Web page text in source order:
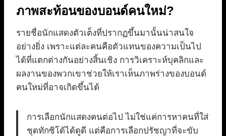
ภาพสะท้อนของบอนด์คนใหม่?
รายชื่อนักแสดงตัวเต็งที่ปรากฏขึ้นมานั้นน่าสนใจ
อย่างยิ่ง เพราะแต่ละคนคือตัวแทนของความเป็นไป
ได้ที่แตกต่างกันอย่างสิ้นเชิง การวิเคราะห์บุคลิกและ
ผลงานของพวกเขาช่วยให้เราเห็นภาพร่างของบอนด์
คนใหม่ที่อาจเกิดขึ้นได้
การเลือกนักแสดงคนต่อไป ไม่ใช่แค่การหาคนที่ใส่
ชุดทักซิโด้ได้ดูดี แต่คือการเลือกปรัชญาที่จะขับ